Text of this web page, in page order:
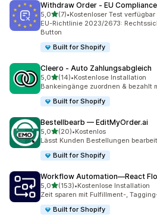
Withdraw Order ‑ EU Compliance
5,0von 5 Sternen
(7)
7 Rezensionen insgesamt
•Kostenloser Test verfügbar
EU-Richtlinie 2023/2673:
Button
Built for Shopify
Cleero ‑ Auto Zahlungsabgleich
5,0von 5 Sternen
(14)
14 Rezensionen insgesamt
•Kostenlose Installation
Bankeingänge zuordnen & bezahlt
Built for Shopify
Bestellbearb — EditMyOrder.ai
5,0von 5 Sternen
(20)
20 Rezensionen insgesamt
•Kostenlos
Lässt Kunden Bestellungen
Built for Shopify
Workflow Automation—React
5,0von 5 Sternen
(153)
153 Rezensionen insgesamt
•Kostenlose Installation
Zeit sparen mit Fulfillment-,
Built for Shopify